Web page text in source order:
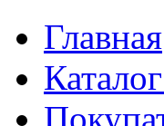
Главная